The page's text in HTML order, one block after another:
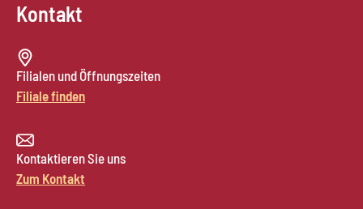
Kontakt
Filialen und Öffnungszeiten
Filiale finden
Kontaktieren Sie uns
Zum Kontakt